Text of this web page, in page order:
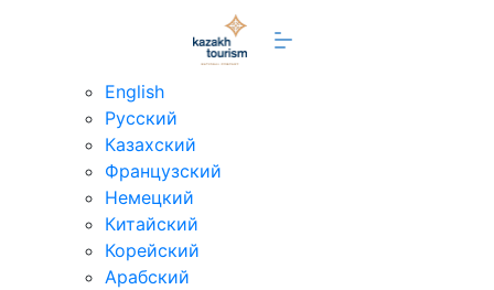
English
Русский
Казахский
Французский
Немецкий
Китайский
Корейский
Арабский